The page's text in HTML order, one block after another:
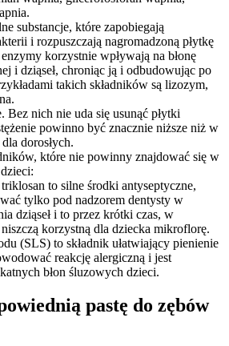
substancje, które zapobiegają
i rozpuszczają nagromadzoną płytkę
korzystnie wpływają na błonę
i dziąseł, chroniąc ją i odbudowując po
takich składników są lizozym,
Bez nich nie uda się usunąć płytki
powinno być znacznie niższe niż w
dorosłych.
które nie powinny znajdować się w
to silne środki antyseptyczne,
tylko pod nadzorem dentysty w
dziąseł i to przez krótki czas, w
korzystną dla dziecka mikroflorę.
(SLS) to składnik ułatwiający pienienie
reakcję alergiczną i jest
błon śluzowych dzieci.
pastę do zębów